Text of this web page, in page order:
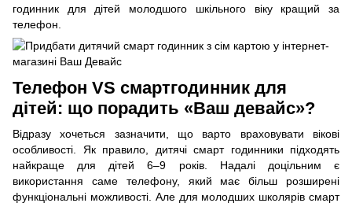
годинник для дітей молодшого шкільного віку кращий за
телефон.
Телефон VS смартгодинник для
дітей: що порадить «Ваш девайс»?
Відразу хочеться зазначити, що варто враховувати вікові
особливості. Як правило, дитячі смарт годинники підходять
найкраще для дітей 6–9 років. Надалі доцільним є
використання саме телефону, який має більш розширені
функціональні можливості. Але для молодших школярів смарт